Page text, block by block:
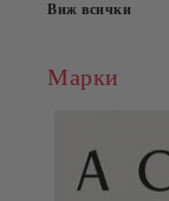
Виж всички
Марки